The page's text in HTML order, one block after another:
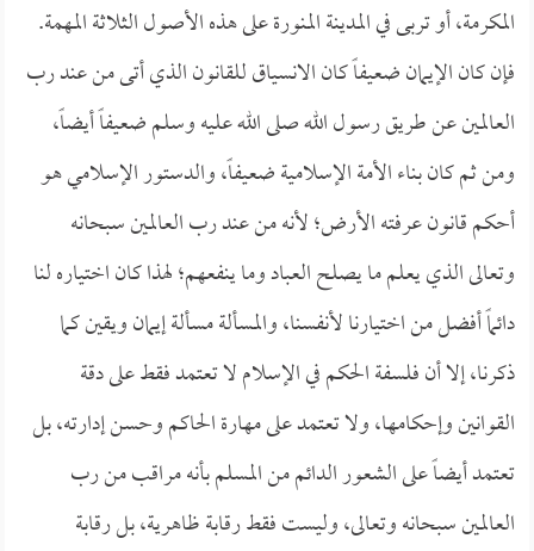
المكرمة، أو تربى في المدينة المنورة على هذه الأصول الثلاثة المهمة.
فإن كان الإيمان ضعيفاً كان الانسياق للقانون الذي أتى من عند رب
العالمين عن طريق رسول الله صلى الله عليه وسلم ضعيفاً أيضاً،
ومن ثم كان بناء الأمة الإسلامية ضعيفاً، والدستور الإسلامي هو
أحكم قانون عرفته الأرض؛ لأنه من عند رب العالمين سبحانه
وتعالى الذي يعلم ما يصلح العباد وما ينفعهم؛ لهذا كان اختياره لنا
دائماً أفضل من اختيارنا لأنفسنا، والمسألة مسألة إيمان ويقين كما
ذكرنا، إلا أن فلسفة الحكم في الإسلام لا تعتمد فقط على دقة
القوانين وإحكامها، ولا تعتمد على مهارة الحاكم وحسن إدارته، بل
تعتمد أيضاً على الشعور الدائم من المسلم بأنه مراقب من رب
العالمين سبحانه وتعالى، وليست فقط رقابة ظاهرية، بل رقابة